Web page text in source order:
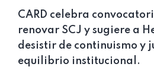
CARD celebra
renovar SCJ y sugiere a
desistir de continuismo y
equilibrio institucional.